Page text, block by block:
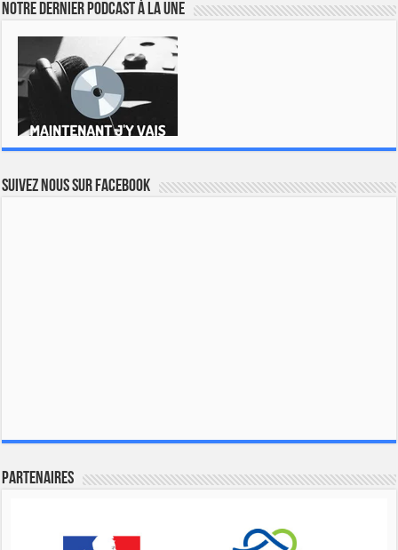
Notre dernier podcast à la une
Suivez nous sur Facebook
Partenaires